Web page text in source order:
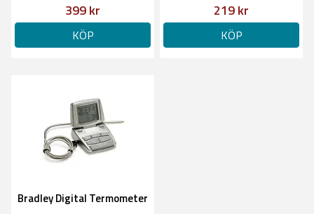
399 kr
KÖP
219 kr
KÖP
Bradley Digital Termometer